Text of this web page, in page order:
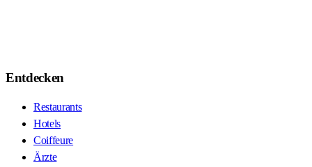
Entdecken
Restaurants
Hotels
Coiffeure
Ärzte